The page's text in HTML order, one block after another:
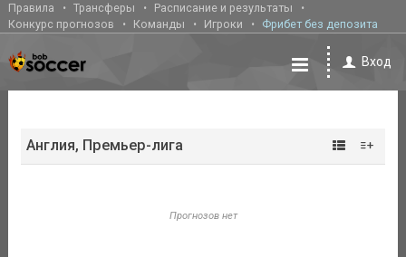
Правила Трансферы
Расписание и результаты
Конкурс прогнозов
Команды Игроки Фрибет без депозита
Вход
Англия, Премьер-лига
Прогнозов нет